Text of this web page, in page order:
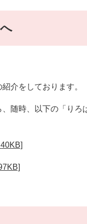
介をしております。
随時、以下の「り